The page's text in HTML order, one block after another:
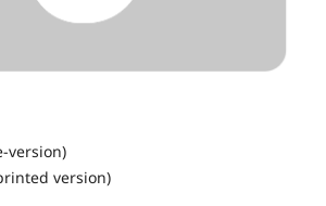
version)
version)